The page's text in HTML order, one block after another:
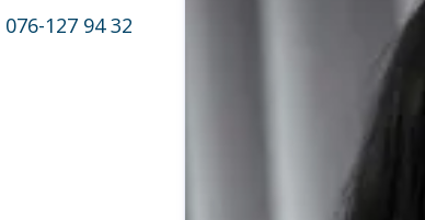
076-127 94 32